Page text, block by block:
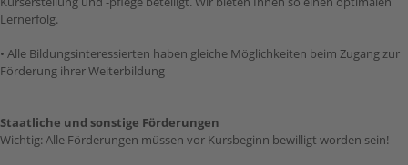
Lernerfolg.
• Alle Bildungsinteressierten haben gleiche Möglichkeiten beim Zugang zur
Förderung ihrer Weiterbildung
Staatliche und sonstige Förderungen
Wichtig: Alle Förderungen müssen vor Kursbeginn bewilligt worden sein!